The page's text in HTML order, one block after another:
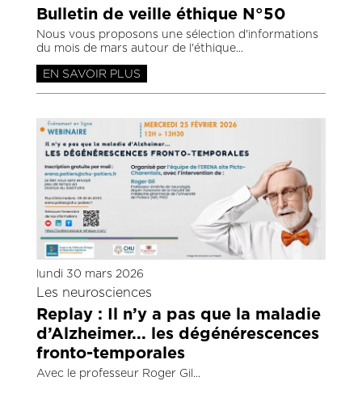
Bulletin de veille éthique N°50
Nous vous proposons une sélection d'informations
du mois de mars autour de l'éthique
EN SAVOIR PLUS
lundi 30 mars 2026
Les neurosciences
Replay : Il n’y a pas que la maladie
d’Alzheimer... les dégénérescences
fronto-temporales
Avec le professeur Roger Gil